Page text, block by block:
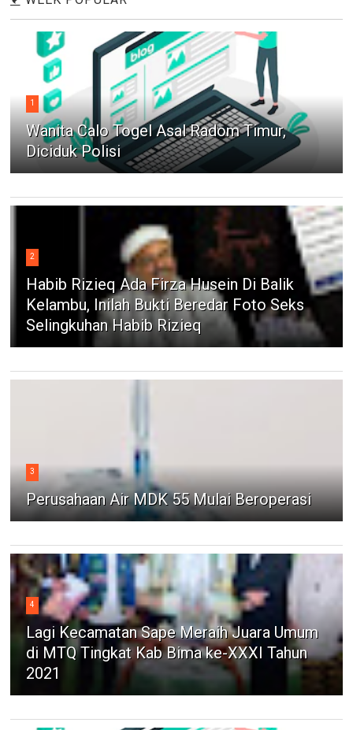
1
Wanita Calo Togel Asal Radom Timur,
Diciduk Polisi
2
Habib Rizieq Ada Firza Husein Di Balik
Kelambu, Inilah Bukti Beredar Foto Seks
Selingkuhan Habib Rizieq
3
Perusahaan Air MDK 55 Mulai Beroperasi
4
Lagi Kecamatan Sape Meraih Juara Umum
di MTQ Tingkat Kab Bima ke-XXXI Tahun
2021